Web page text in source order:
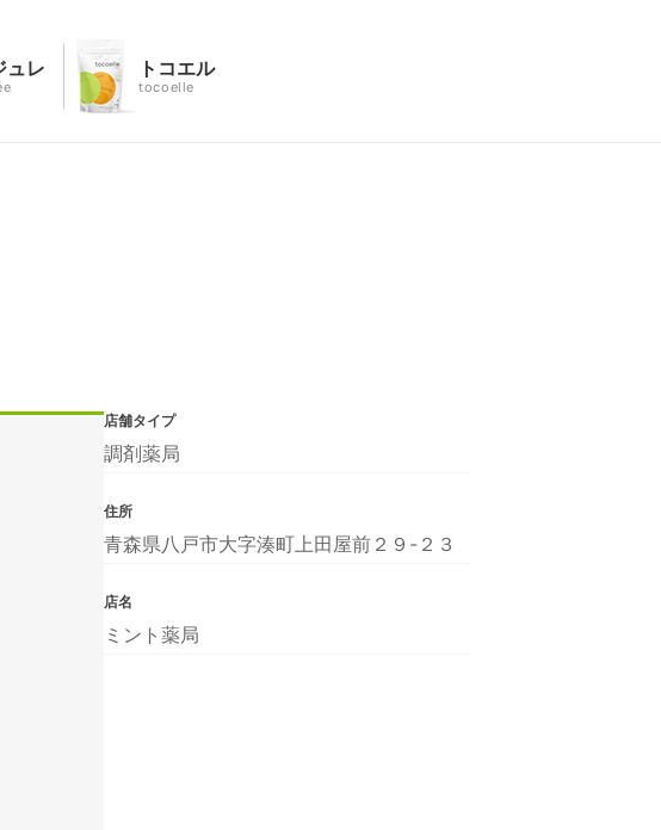
ュレ トコエル
tocoelle
店舗タイプ
調剤薬局
住所
青森県八戸市大字湊町上田屋前２９-２３
店名
ミント薬局